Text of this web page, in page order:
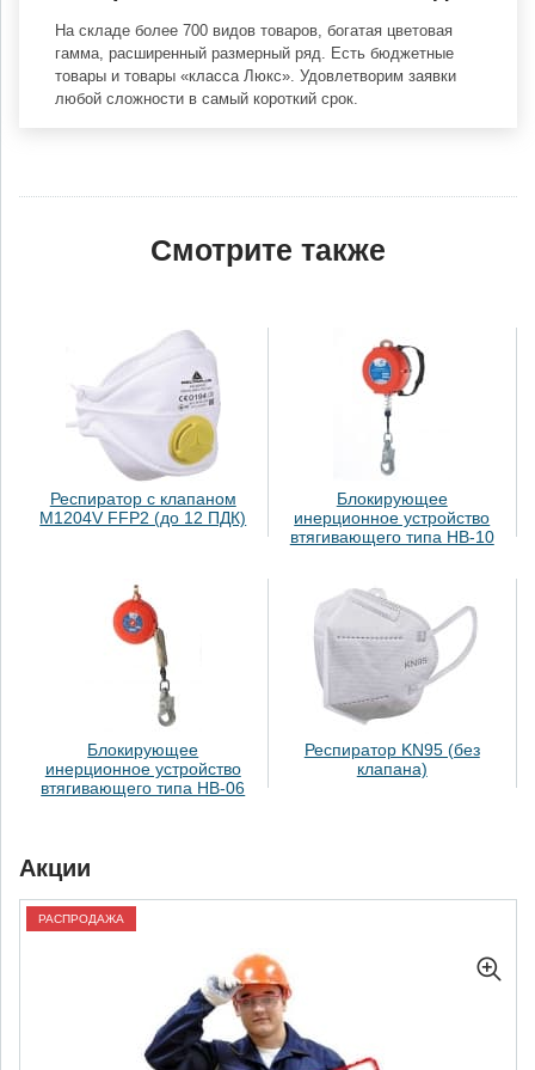
На складе более 700 видов товаров, богатая цветовая
гамма, расширенный размерный ряд. Есть бюджетные
товары и товары «класса Люкс». Удовлетворим заявки
любой сложности в самый короткий срок.
Смотрите также
Респиратор с клапаном
M1204V FFP2 (до 12 ПДК)
Блокирующее
инерционное устройство
втягивающего типа НВ-10
Блокирующее
инерционное устройство
втягивающего типа НВ-06
Респиратор KN95 (без
клапана)
Акции
РАСПРОДАЖА